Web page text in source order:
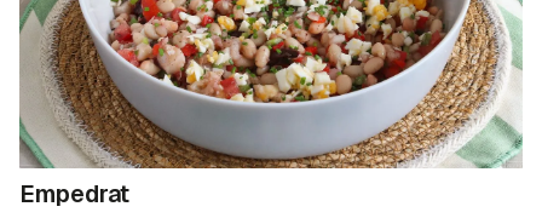
Empedrat